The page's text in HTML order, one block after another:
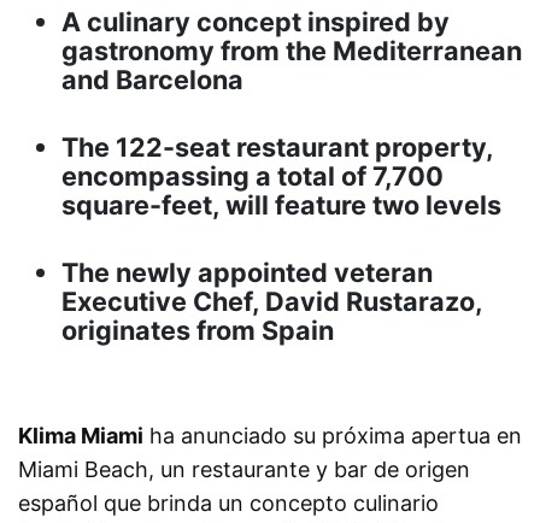
A culinary concept inspired by
gastronomy from the Mediterranean
and Barcelona
The 122-seat restaurant property,
encompassing a total of 7,700
square-feet, will feature two levels
The newly appointed veteran
Executive Chef, David Rustarazo,
originates from Spain
Klima Miami ha anunciado su próxima apertua en
Miami Beach, un restaurante y bar de origen
español que brinda un concepto culinario